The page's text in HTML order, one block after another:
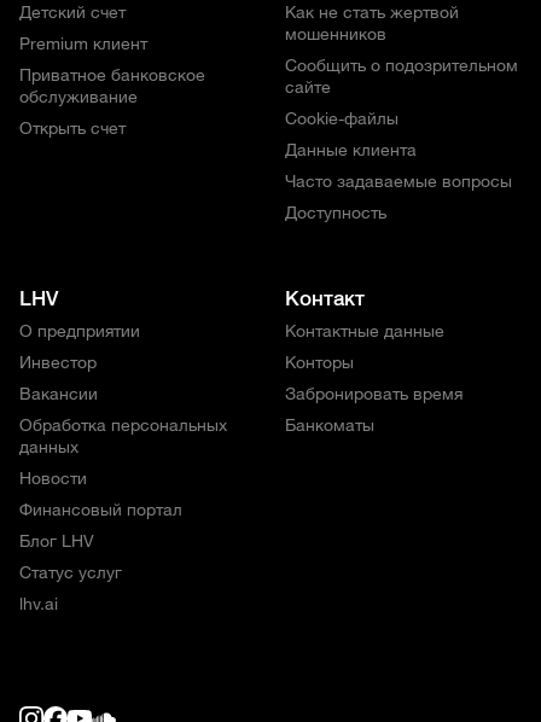
Детский счет
Premium клиент
Приватное банковское
обслуживание
Открыть счет
Как не стать жертвой
мошенников
Сообщить о подозрительном
сайте
Cookie-файлы
Данные клиента
Часто задаваемые вопросы
Доступность
LHV
О предприятии
Инвестор
Вакансии
Обработка персональных
данных
Новости
Финансовый портал
Блог LHV
Статус услуг
lhv.ai
Контакт
Контактные данные
Конторы
Забронировать время
Банкоматы